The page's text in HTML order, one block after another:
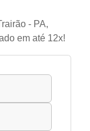
- PA,
em até 12x!